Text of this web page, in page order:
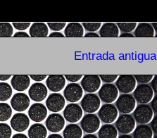
Entrada antigua